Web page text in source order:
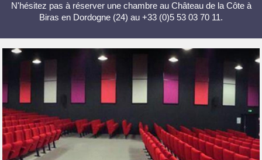
N'hésitez pas à réserver une chambre au Château de la Côte à
Biras en Dordogne (24) au +33 (0)5 53 03 70 11.